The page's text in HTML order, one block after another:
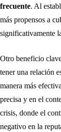
frecuente. Al
más propensos a
significativamente
Otro beneficio
tener una relación
manera más
precisa y en el
crisis, donde el
negativo en la